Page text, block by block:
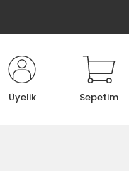
Üyelik Sepetim